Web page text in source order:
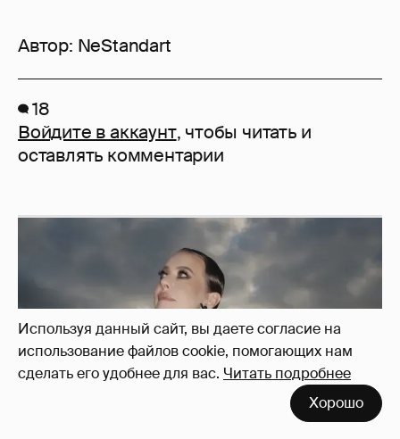
Используя данный сайт, вы даете согласие на
использование файлов cookie, помогающих нам
сделать его удобнее для вас. Читать подробнее
Хорошо
Автор: NeStandart
18
Войдите в аккаунт, чтобы читать и
оставлять комментарии